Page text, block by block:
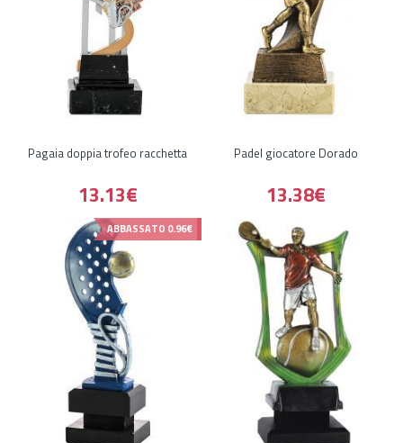
Pagaia doppia trofeo racchetta
13.13€
Padel giocatore Dorado
13.38€
ABBASSATO 0.96€